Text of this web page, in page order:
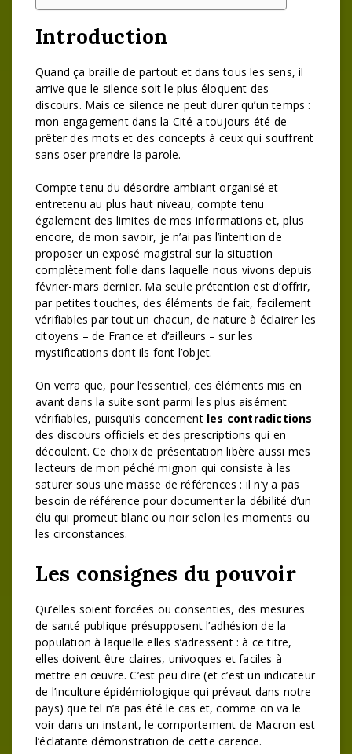
Introduction
Quand ça braille de partout et dans tous les sens, il
arrive que le silence soit le plus éloquent des
discours. Mais ce silence ne peut durer qu’un temps :
mon engagement dans la Cité a toujours été de
prêter des mots et des concepts à ceux qui souffrent
sans oser prendre la parole.
Compte tenu du désordre ambiant organisé et
entretenu au plus haut niveau, compte tenu
également des limites de mes informations et, plus
encore, de mon savoir, je n’ai pas l’intention de
proposer un exposé magistral sur la situation
complètement folle dans laquelle nous vivons depuis
février-mars dernier. Ma seule prétention est d’offrir,
par petites touches, des éléments de fait, facilement
vérifiables par tout un chacun, de nature à éclairer les
citoyens – de France et d’ailleurs – sur les
mystifications dont ils font l’objet.
On verra que, pour l’essentiel, ces éléments mis en
avant dans la suite sont parmi les plus aisément
vérifiables, puisqu’ils concernent les contradictions
des discours officiels et des prescriptions qui en
découlent. Ce choix de présentation libère aussi mes
lecteurs de mon péché mignon qui consiste à les
saturer sous une masse de références : il n’y a pas
besoin de référence pour documenter la débilité d’un
élu qui promeut blanc ou noir selon les moments ou
les circonstances.
Les consignes du pouvoir
Qu’elles soient forcées ou consenties, des mesures
de santé publique présupposent l’adhésion de la
population à laquelle elles s’adressent : à ce titre,
elles doivent être claires, univoques et faciles à
mettre en œuvre. C’est peu dire (et c’est un indicateur
de l’inculture épidémiologique qui prévaut dans notre
pays) que tel n’a pas été le cas et, comme on va le
voir dans un instant, le comportement de Macron est
l’éclatante démonstration de cette carence.